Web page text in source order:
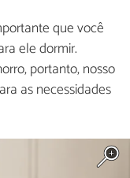
que você
ele dormir.
portanto, nosso
as necessidades